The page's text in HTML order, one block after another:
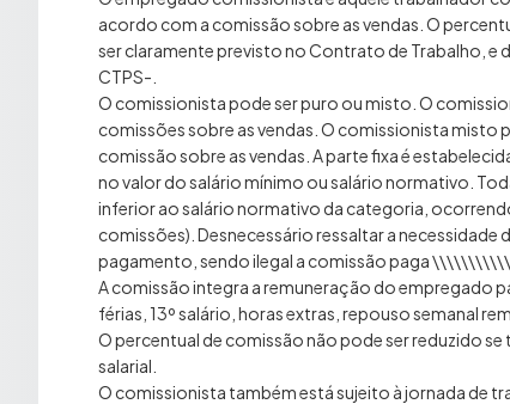
acordo com a comissão sobre as vendas. O
ser claramente previsto no Contrato de Trabalho,
CTPS-.
O comissionista pode ser puro ou misto. O
comissões sobre as vendas. O comissionista misto
comissão sobre as vendas. A parte fixa é
no valor do salário mínimo ou salário normativo.
inferior ao salário normativo da categoria,
comissões). Desnecessário ressaltar a
pagamento, sendo ilegal a comissão paga
A comissão integra a remuneração do empregado
férias, 13º salário, horas extras, repouso semanal
O percentual de comissão não pode ser reduzido
salarial.
O comissionista também está sujeito à jornada de